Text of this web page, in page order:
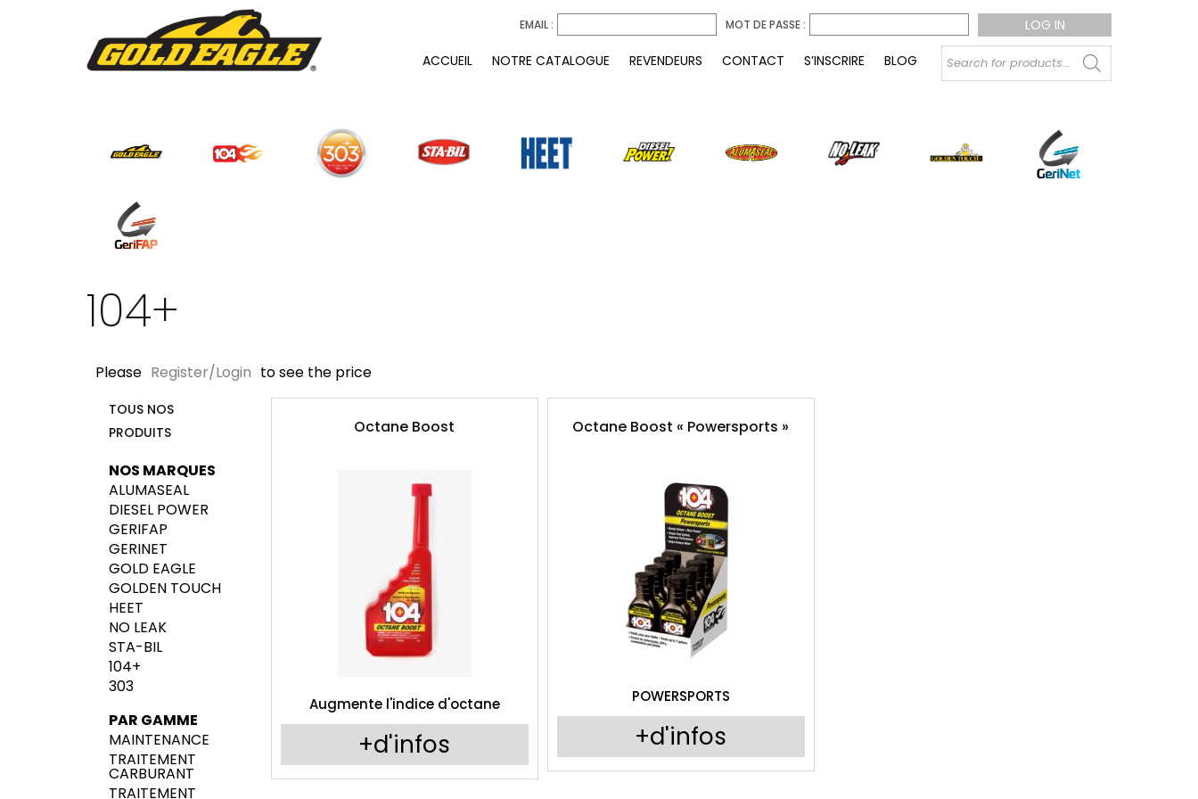
EMAIL : MOT DE PASSE :
ACCUEIL NOTRE CATALOGUE REVENDEURS CONTACT S’INSCRIRE BLOG Products
search
104+
Please Register/Login to see the price
TOUS NOS
PRODUITS
NOS MARQUES
ALUMASEAL
DIESEL POWER
GERIFAP
GERINET
GOLD EAGLE
GOLDEN TOUCH
HEET
NO LEAK
STA-BIL
104+
303
PAR GAMME
MAINTENANCE
TRAITEMENT
CARBURANT
TRAITEMENT
Octane Boost
Augmente l'indice d'octane
+d'infos
Octane Boost « Powersports »
POWERSPORTS
+d'infos